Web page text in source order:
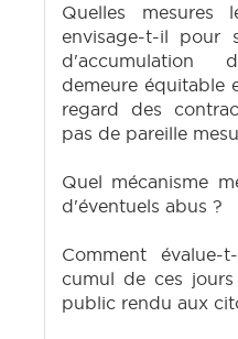
Quelles mesures
envisage-t-il pour
d'accumulation
demeure équitable
regard des
pas de pareille
Quel mécanisme
d'éventuels abus ?
Comment évalue-
cumul de ces
public rendu aux